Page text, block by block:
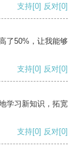
支持[0] 反对[0]
了50%，让我能够
支持[0] 反对[0]
学习新知识，拓宽
支持[0] 反对[0]